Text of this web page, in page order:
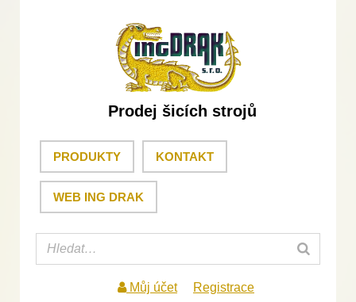
Prodej šicích strojů
PRODUKTY KONTAKT
WEB ING DRAK
Můj účet Registrace